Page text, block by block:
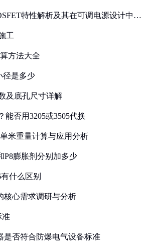
特性解析及其在可调电源设计中的
工
方法大全
径是多少
及底孔尺寸详解
能否用3205或3505代换
米重量计算与应用分析
P8膨胀剂分别加多少
什么区别
核心需求调研与分析
准
是否符合防爆电气设备标准